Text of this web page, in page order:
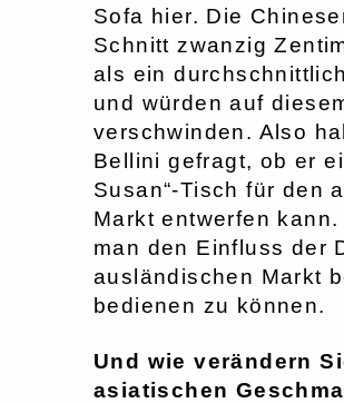
Sofa hier. Die
Schnitt zwanzig
als ein
und würden auf
verschwinden. Also
Bellini gefragt, ob er
Susan“-Tisch für den
Markt entwerfen
man den Einfluss der
ausländischen Markt
bedienen zu können.
Und wie verändern
asiatischen